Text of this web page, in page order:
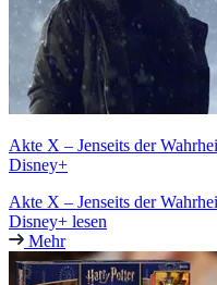
Akte X – Jenseits der
Disney+
Akte X – Jenseits der
Disney+ lesen
Mehr